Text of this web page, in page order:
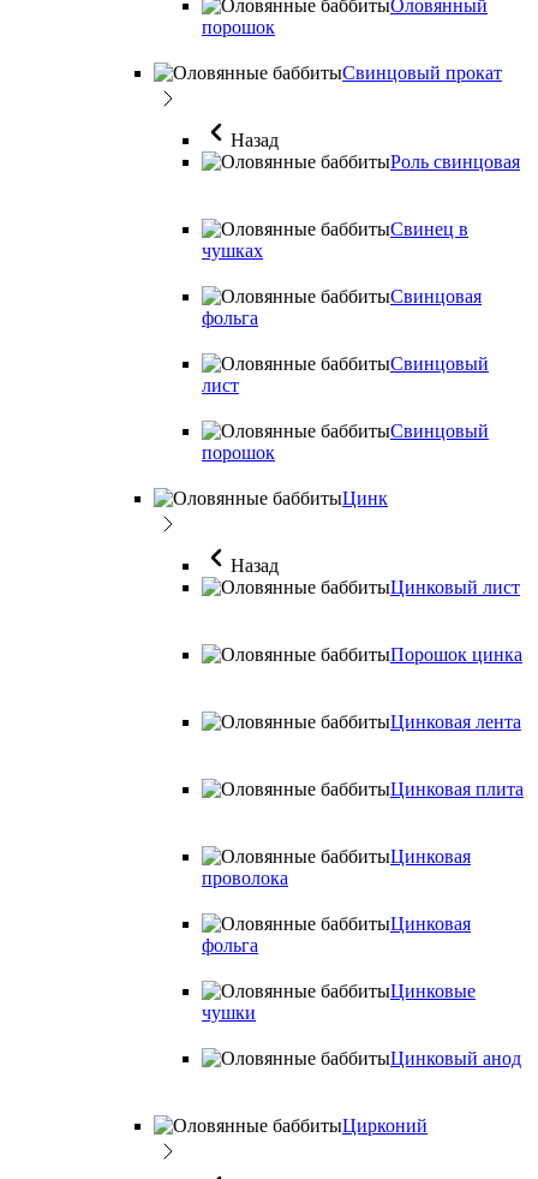
Оловянный
порошок
Свинцовый прокат
Назад
Роль свинцовая
Свинец в
чушках
Свинцовая
фольга
Свинцовый
лист
Свинцовый
порошок
Цинк
Назад
Цинковый лист
Порошок цинка
Цинковая лента
Цинковая плита
Цинковая
проволока
Цинковая
фольга
Цинковые
чушки
Цинковый анод
Цирконий